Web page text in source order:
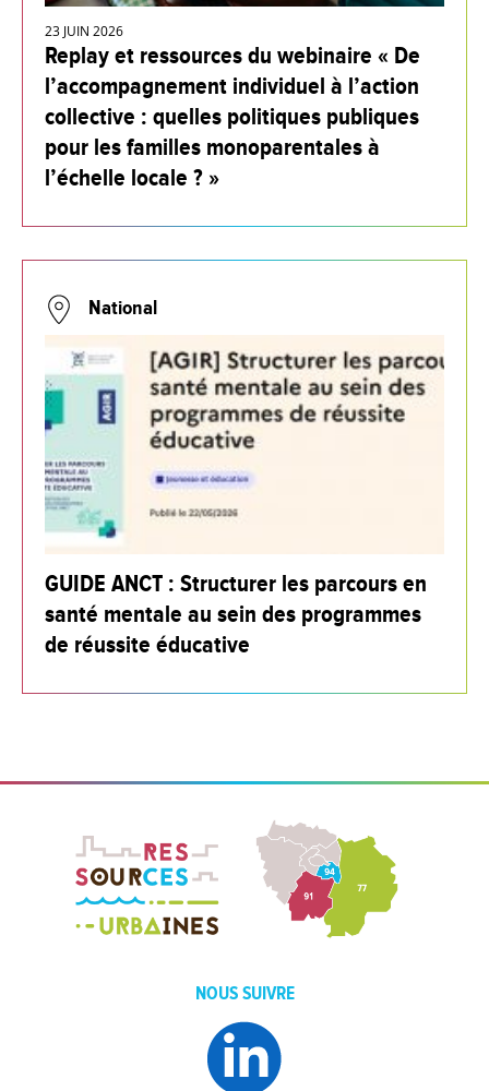
23 JUIN 2026
Replay et ressources du webinaire « De
l’accompagnement individuel à l’action
collective : quelles politiques publiques
pour les familles monoparentales à
l’échelle locale ? »
National
GUIDE ANCT : Structurer les parcours en
santé mentale au sein des programmes
de réussite éducative
NOUS SUIVRE